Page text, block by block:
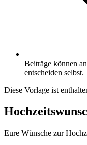
Beiträge können
entscheiden selbst.
Diese Vorlage ist
Eure Wünsche zur